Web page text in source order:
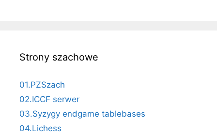
Strony szachowe
01.PZSzach
02.ICCF serwer
03.Syzygy endgame tablebases
04.Lichess